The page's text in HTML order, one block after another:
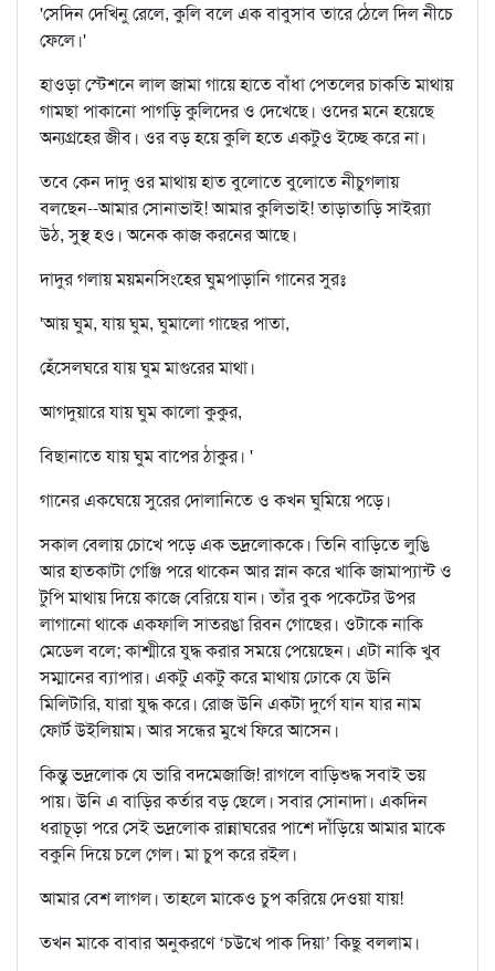
'সেদিন দেখিনু রেলে, কুলি বলে এক বাবুসাব তারে ঠেলে দিল নীচে
ফেলে।'
হাওড়া স্টেশনে লাল জামা গায়ে হাতে বাঁধা পেতলের চাকতি মাথায়
গামছা পাকানো পাগড়ি কুলিদের ও দেখেছে। ওদের মনে হয়েছে
অন্যগ্রহের জীব। ওর বড় হয়ে কুলি হতে একটুও ইচ্ছে করে না।
তবে কেন দাদু ওর মাথায় হাত বুলোতে বুলোতে নীচুগলায়
বলছেন--আমার সোনাভাই! আমার কুলিভাই! তাড়াতাড়ি সাইর‍্যা
উঠ, সুস্থ হও। অনেক কাজ করনের আছে।
দাদুর গলায় ময়মনসিংহের ঘুমপাড়ানি গানের সুরঃ
'আয় ঘুম, যায় ঘুম, ঘুমালো গাছের পাতা,
হেঁসেলঘরে যায় ঘুম মাগুরের মাথা।
আগদুয়ারে যায় ঘুম কালো কুকুর,
বিছানাতে যায় ঘুম বাপের ঠাকুর। '
গানের একঘেয়ে সুরের দোলানিতে ও কখন ঘুমিয়ে পড়ে।
সকাল বেলায় চোখে পড়ে এক ভদ্রলোককে। তিনি বাড়িতে লুঙি
আর হাতকাটা গেঞ্জি পরে থাকেন আর স্নান করে খাকি জামাপ্যান্ট ও
টুপি মাথায় দিয়ে কাজে বেরিয়ে যান। তাঁর বুক পকেটের উপর
লাগানো থাকে একফালি সাতরঙা রিবন গোছের। ওটাকে নাকি
মেডেল বলে; কাশ্মীরে যুদ্ধ করার সময়ে পেয়েছেন। এটা নাকি খুব
সম্মানের ব্যাপার। একটু একটু করে মাথায় ঢোকে যে উনি
মিলিটারি, যারা যুদ্ধ করে। রোজ উনি একটা দুর্গে যান যার নাম
ফোর্ট উইলিয়াম। আর সন্ধের মুখে ফিরে আসেন।
কিন্তু ভদ্রলোক যে ভারি বদমেজাজি! রাগলে বাড়িশুদ্ধ সবাই ভয়
পায়। উনি এ বাড়ির কর্তার বড় ছেলে। সবার সোনাদা। একদিন
ধরাচূড়া পরে সেই ভদ্রলোক রান্নাঘরের পাশে দাঁড়িয়ে আমার মাকে
বকুনি দিয়ে চলে গেল। মা চুপ করে রইল।
আমার বেশ লাগল। তাহলে মাকেও চুপ করিয়ে দেওয়া যায়!
তখন মাকে বাবার অনুকরণে ‘চউখে পাক দিয়া’ কিছু বললাম।